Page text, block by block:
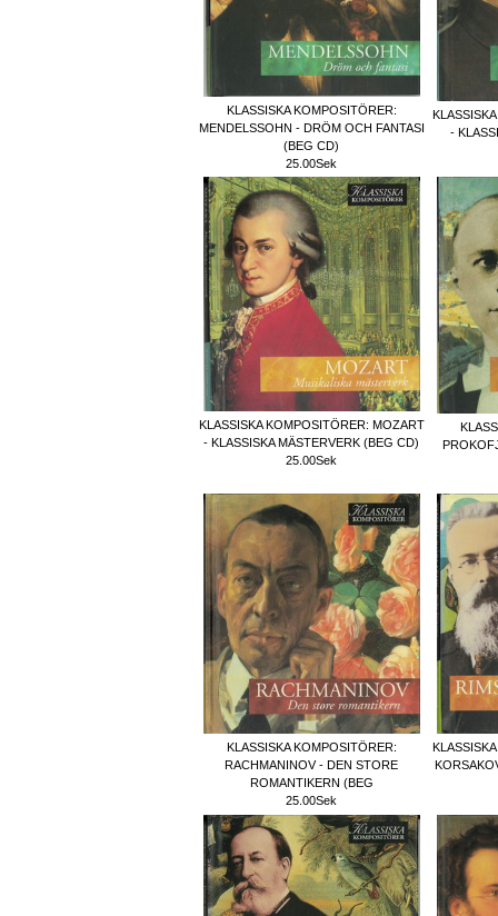
KLASSISKA KOMPOSITÖRER:
MENDELSSOHN - DRÖM OCH FANTASI
(BEG CD)
25.00Sek
-
KLASSISKA KOMPOSITÖRER: MOZART
- KLASSISKA MÄSTERVERK (BEG CD)
25.00Sek
KLASSISKA KOMPOSITÖRER:
RACHMANINOV - DEN STORE
ROMANTIKERN (BEG
25.00Sek